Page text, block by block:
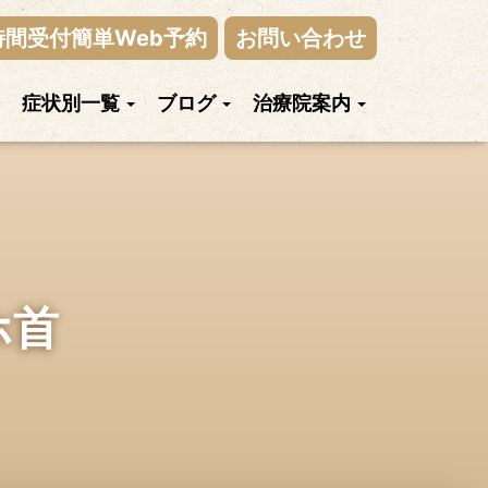
受付簡単Web予約 お問い合わせ
症状別一覧 ブログ 治療院案内
首